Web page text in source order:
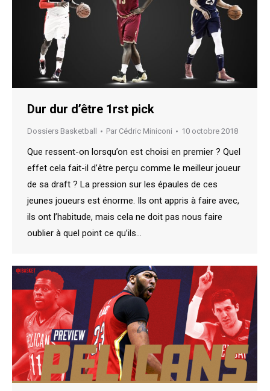
Dur dur d’être 1rst pick
Dossiers Basketball Par Cédric Miniconi 10 octobre 2018
Que ressent-on lorsqu’on est choisi en premier ? Quel
effet cela fait-il d’être perçu comme le meilleur joueur
de sa draft ? La pression sur les épaules de ces
jeunes joueurs est énorme. Ils ont appris à faire avec,
ils ont l’habitude, mais cela ne doit pas nous faire
oublier à quel point ce qu’ils…